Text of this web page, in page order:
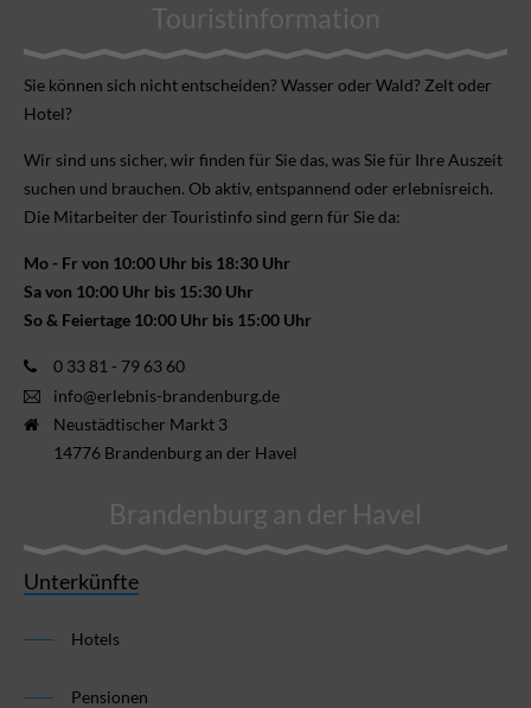
Touristinformation
Sie können sich nicht ent­scheiden? Wasser oder Wald? Zelt oder
Hotel?
Wir sind uns sicher, wir finden für Sie das, was Sie für Ihre Aus­zeit
suchen und brauchen. Ob aktiv, ent­spannend oder erlebnis­reich.
Die Mitarbeiter der Touristinfo sind gern für Sie da:
Mo - Fr von 10:00 Uhr bis 18:30 Uhr
Sa von 10:00 Uhr bis 15:30 Uhr
So & Feiertage 10:00 Uhr bis 15:00 Uhr
0 33 81 - 79 63 60
info@erlebnis-brandenburg.de
Neustädtischer Markt 3
14776 Brandenburg an der Havel
Brandenburg an der Havel
Unterkünfte
Hotels
Pensionen